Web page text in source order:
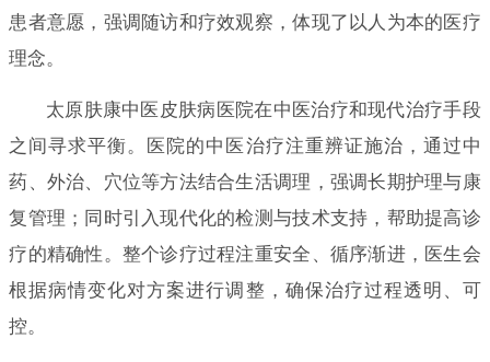
患者意愿，强调随访和疗效观察，体现了以人为本的医疗
理念。
太原肤康中医皮肤病医院在中医治疗和现代治疗手段
之间寻求平衡。医院的中医治疗注重辨证施治，通过中
药、外治、穴位等方法结合生活调理，强调长期护理与康
复管理；同时引入现代化的检测与技术支持，帮助提高诊
疗的精确性。整个诊疗过程注重安全、循序渐进，医生会
根据病情变化对方案进行调整，确保治疗过程透明、可
控。